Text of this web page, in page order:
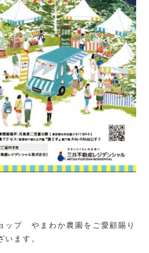
ップ やまわか農園をご愛顧賜り
います。